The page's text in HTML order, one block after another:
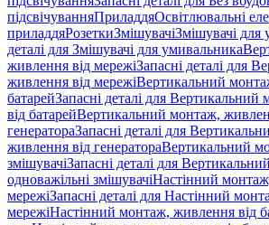
підсвічуванняПриладдяОсвітлювальні
приладдяРозеткиЗмішувачіЗмішувачі для
деталі для Змішувачі для умивальника
живлення від мережіЗапасні деталі для
живлення від мережіВертикальний
батарейЗапасні деталі для
від батарейВертикальний монтаж,
генератораЗапасні деталі для
живлення від генератораВертикальний
змішувачіЗапасні деталі для
одноважільні змішувачіНастінний
мережіЗапасні деталі для Настінний
мережіНастінний монтаж, живлення від